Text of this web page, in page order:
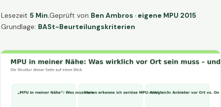
Lesezeit 5 Min.Geprüft von Ben Ambros · eigene MPU 2015
Grundlage: BASt-Beurteilungskriterien